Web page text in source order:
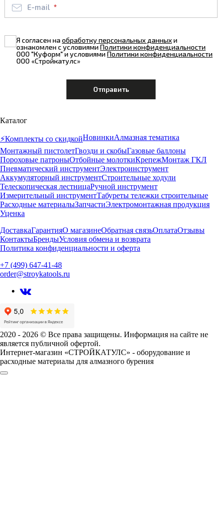
E-mail
Я согласен наобработку персональных данныхи
ознакомлен с условиямиПолитики конфиденциальности
ООО "Куформ" и условиямиПолитики конфиденциальности
ООО «Стройкатулс»
Каталог
⚡️Комплекты со скидкойНовинкиАлмазная тематика
Монтажный пистолетГвозди и скобыГазовые баллоны
Пороховые патроныОтбойные молоткиКрепежМонтаж ГКЛ
Пневматический инструментЭлектроинструмент
Аккумуляторный инструментСтроительные ходули
Телескопическая лестницаРучной инструмент
Измерительный инструментТабуреты тележки строительные
Расходные материалыЗапчастиЭлектромонтажная продукция
Уценка
ДоставкаГарантияО магазинеОбратная связьОплатаОтзывы
КонтактыБрендыУсловия обмена и возврата
Политика конфиденциальности и оферта
+7 (499) 647-41-48
order@stroykatools.ru
2020 - 2026 © Все права защищены. Информация на сайте не
является публичной офертой.
Интернет-магазин «СТРОЙКАТУЛС» - оборудование и
расходные материалы для алмазного бурения